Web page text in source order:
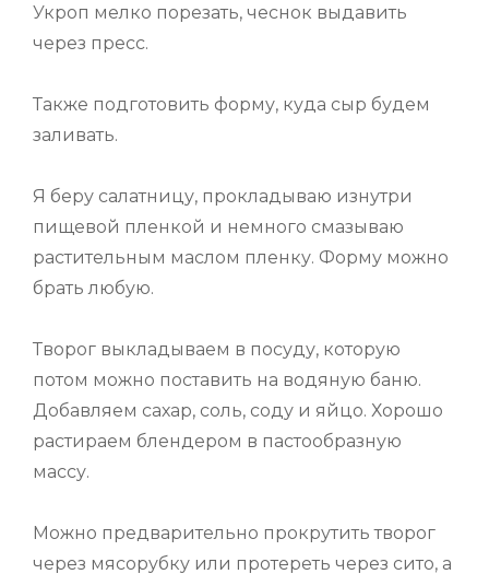
Укроп мелко порезать, чеснок выдавить
через пресс.
Также подготовить форму, куда сыр будем
заливать.
Я беру салатницу, прокладываю изнутри
пищевой пленкой и немного смазываю
растительным маслом пленку. Форму можно
брать любую.
Творог выкладываем в посуду, которую
потом можно поставить на водяную баню.
Добавляем сахар, соль, соду и яйцо. Хорошо
растираем блендером в пастообразную
массу.
Можно предварительно прокрутить творог
через мясорубку или протереть через сито, а